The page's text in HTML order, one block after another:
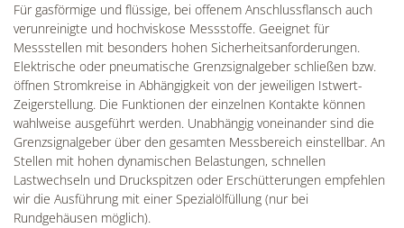
Für gasförmige und flüssige, bei offenem Anschlussflansch auch
verunreinigte und hochviskose Messstoffe. Geeignet für
Messstellen mit besonders hohen Sicherheitsanforderungen.
Elektrische oder pneumatische Grenzsignalgeber schließen bzw.
öffnen Stromkreise in Abhängigkeit von der jeweiligen Istwert-
Zeigerstellung. Die Funktionen der einzelnen Kontakte können
wahlweise ausgeführt werden. Unabhängig voneinander sind die
Grenzsignalgeber über den gesamten Messbereich einstellbar. An
Stellen mit hohen dynamischen Belastungen, schnellen
Lastwechseln und Druckspitzen oder Erschütterungen empfehlen
wir die Ausführung mit einer Spezialölfüllung (nur bei
Rundgehäusen möglich).